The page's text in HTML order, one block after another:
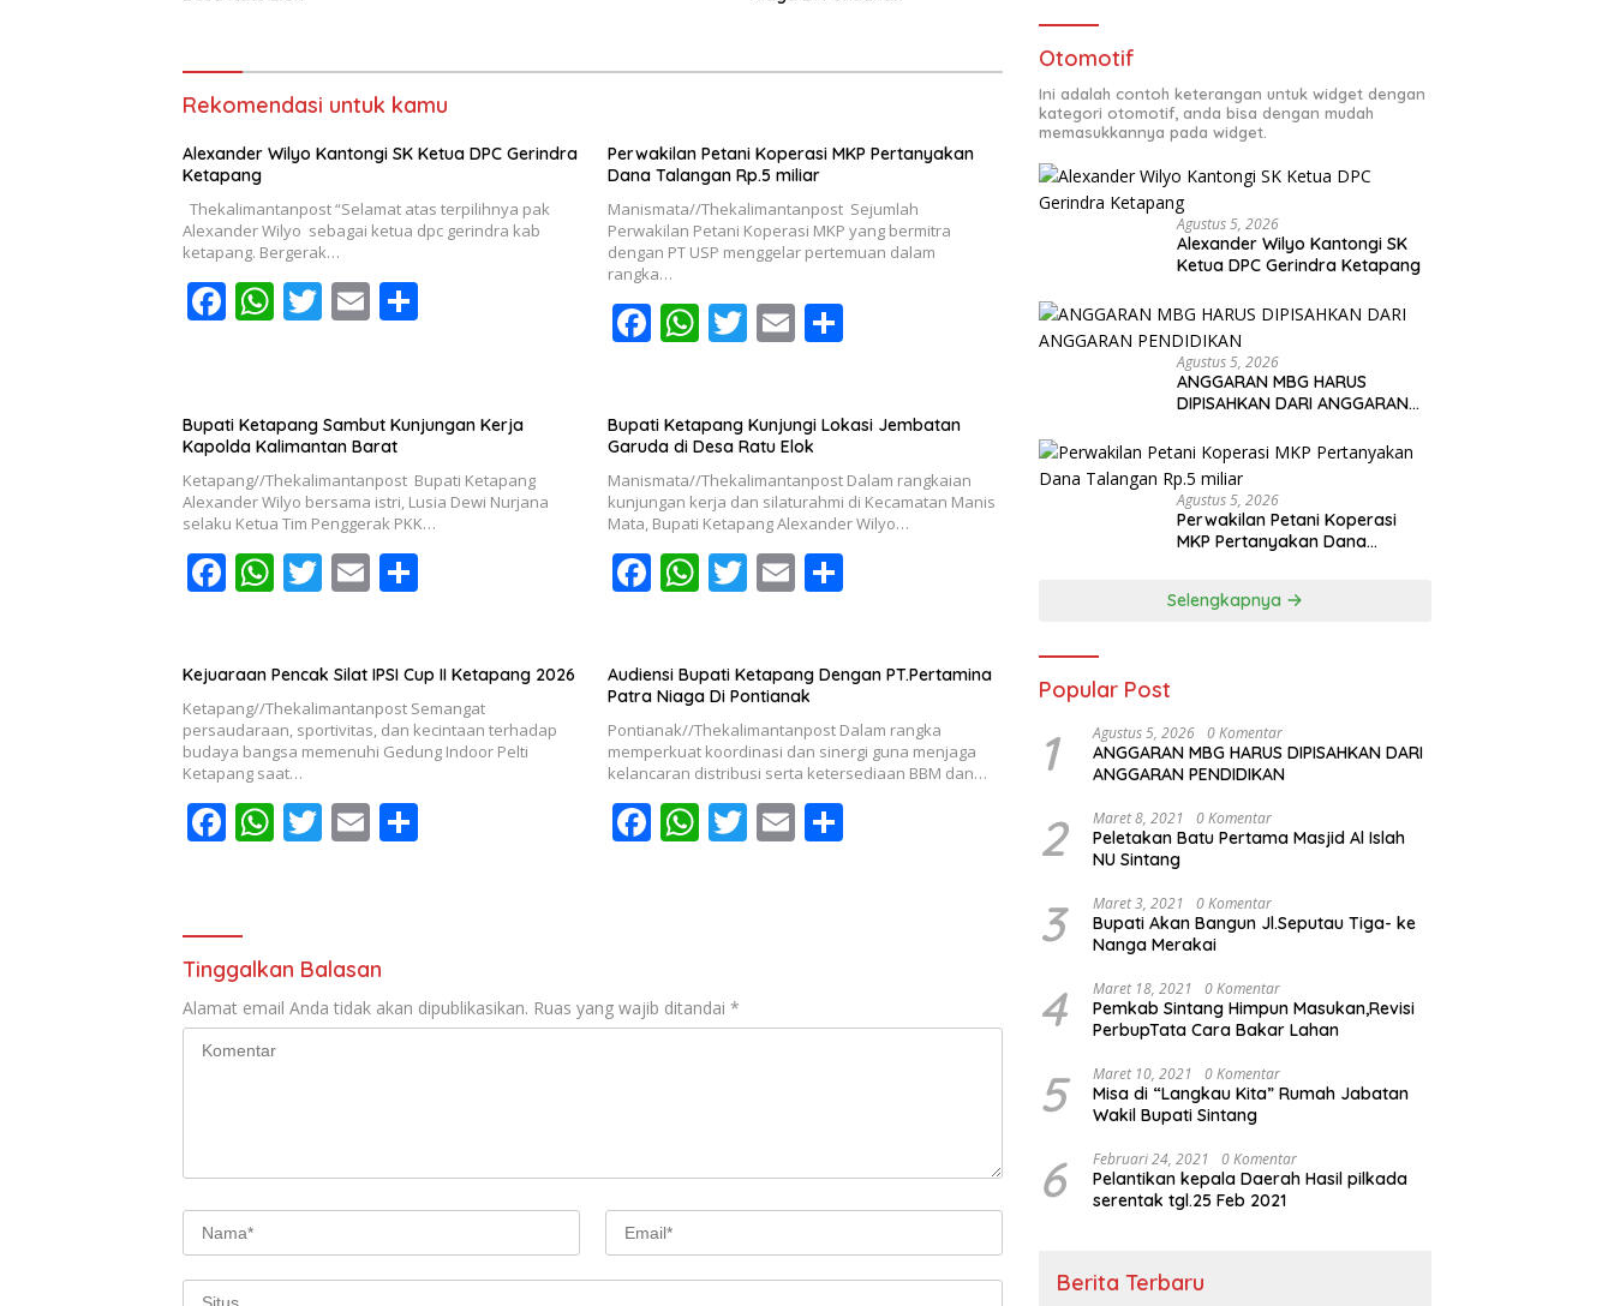
Rekomendasi untuk kamu
Alexander Wilyo Kantongi SK Ketua DPC Gerindra
Ketapang
Thekalimantanpost “Selamat atas terpilihnya pak
Alexander Wilyo sebagai ketua dpc gerindra kab
ketapang. Bergerak…
F
b
o
o
k
W
s
A
p
p
T
er
E
l e
Perwakilan Petani Koperasi MKP Pertanyakan
Dana Talangan Rp.5 miliar
Manismata//Thekalimantanpost Sejumlah
Perwakilan Petani Koperasi MKP yang bermitra
dengan PT USP menggelar pertemuan dalam
rangka…
F
b
o
o
k
W
s
A
p
p
T
er
E
l
S
e
Bupati Ketapang Sambut Kunjungan Kerja
Kapolda Kalimantan Barat
Ketapang//Thekalimantanpost Bupati Ketapang
Alexander Wilyo bersama istri, Lusia Dewi Nurjana
selaku Ketua Tim Penggerak PKK…
F
b
o
o
k
W
s
A
p
p
T
er
E
l e
Bupati Ketapang Kunjungi Lokasi Jembatan
Garuda di Desa Ratu Elok
Manismata//Thekalimantanpost Dalam rangkaian
kunjungan kerja dan silaturahmi di Kecamatan Manis
Mata, Bupati Ketapang Alexander Wilyo…
F
b
o
o
k
W
s
A
p
p
T
er
E
l
S
e
Kejuaraan Pencak Silat IPSI Cup II Ketapang 2026
Ketapang//Thekalimantanpost Semangat
persaudaraan, sportivitas, dan kecintaan terhadap
budaya bangsa memenuhi Gedung Indoor Pelti
Ketapang saat…
F
b
o
o
k
W
A
p
p
T E
Audiensi Bupati Ketapang Dengan PT.Pertamina
Patra Niaga Di Pontianak
Pontianak//Thekalimantanpost Dalam rangka
memperkuat koordinasi dan sinergi guna menjaga
kelancaran distribusi serta ketersediaan BBM dan…
F
o
W
p
T E S
Tinggalkan Balasan
Alamat email Anda tidak akan dipublikasikan. Ruas yang wajib ditandai *
Otomotif
Ini adalah contoh keterangan untuk widget dengan
kategori otomotif, anda bisa dengan mudah
memasukkannya pada widget.
Agustus 5, 2026
Alexander Wilyo Kantongi SK
Ketua DPC Gerindra Ketapang
Agustus 5, 2026
ANGGARAN MBG HARUS
DIPISAHKAN DARI ANGGARAN
Agustus 5, 2026
Perwakilan Petani Koperasi
MKP Pertanyakan Dana
Selengkapnya
Popular Post
1 Agustus 5, 2026 0 Komentar
ANGGARAN MBG HARUS DIPISAHKAN DARI
ANGGARAN PENDIDIKAN
2 Maret 8, 2021 0 Komentar
Peletakan Batu Pertama Masjid Al Islah
NU Sintang
3 Maret 3, 2021 0 Komentar
Bupati Akan Bangun Jl.Seputau Tiga- ke
Nanga Merakai
4 Maret 18, 2021 0 Komentar
Pemkab Sintang Himpun Masukan,Revisi
PerbupTata Cara Bakar Lahan
5 Maret 10, 2021 0 Komentar
Misa di “Langkau Kita” Rumah Jabatan
Wakil Bupati Sintang
6 Februari 24, 2021 0 Komentar
Pelantikan kepala Daerah Hasil pilkada
serentak tgl.25 Feb 2021
Berita Terbaru